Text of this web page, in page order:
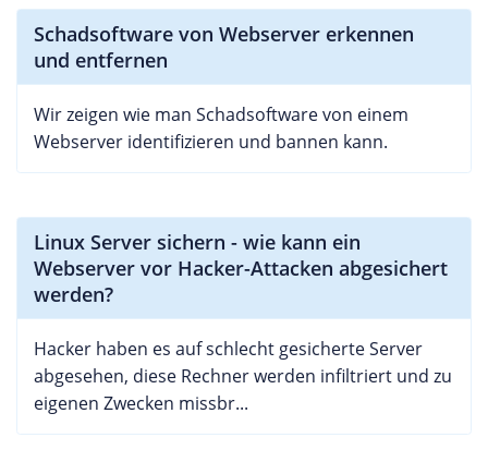
Schadsoftware von Webserver erkennen
und entfernen
Wir zeigen wie man Schadsoftware von einem
Webserver identifizieren und bannen kann.
Linux Server sichern - wie kann ein
Webserver vor Hacker-Attacken abgesichert
werden?
Hacker haben es auf schlecht gesicherte Server
abgesehen, diese Rechner werden infiltriert und zu
eigenen Zwecken missbr...